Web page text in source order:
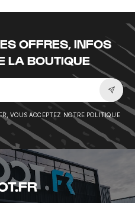
OFFRES, INFOS
LA BOUTIQUE
VOUS ACCEPTEZ NOTRE POLITIQUE